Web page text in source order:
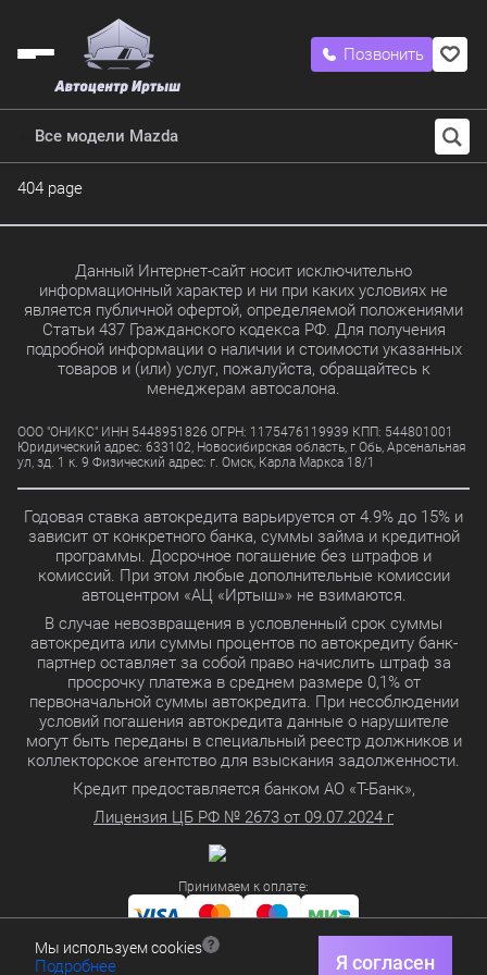
Позвонить
Все модели Mazda
404 page
Данный Интернет-сайт носит исключительно
информационный характер и ни при каких условиях не
является публичной офертой, определяемой положениями
Статьи 437 Гражданского кодекса РФ. Для получения
подробной информации о наличии и стоимости указанных
товаров и (или) услуг, пожалуйста, обращайтесь к
менеджерам автосалона.
ООО "ОНИКС" ИНН 5448951826 ОГРН: 1175476119939 КПП: 544801001
Юридический адрес: 633102, Новосибирская область, г Обь, Арсенальная
ул, зд. 1 к. 9 Физический адрес: г. Омск, Карла Маркса 18/1
Годовая ставка автокредита варьируется от 4.9% до 15% и
зависит от конкретного банка, суммы займа и кредитной
программы. Досрочное погашение без штрафов и
комиссий. При этом любые дополнительные комиссии
автоцентром «АЦ «Иртыш»» не взимаются.
В случае невозвращения в условленный срок суммы
автокредита или суммы процентов по автокредиту банк-
партнер оставляет за собой право начислить штраф за
просрочку платежа в среднем размере 0,1% от
первоначальной суммы автокредита. При несоблюдении
условий погашения автокредита данные о нарушителе
могут быть переданы в специальный реестр должников и
коллекторское агентство для взыскания задолженности.
Кредит предоставляется банком АО «Т-Банк»,
Лицензия ЦБ РФ № 2673 от 09.07.2024 г
Принимаем к оплате:
Политика в отношении обработки персональных данных
Мы используем cookies
Подробнее Я согласен